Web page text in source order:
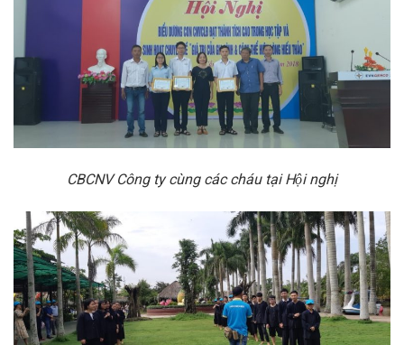
CBCNV Công ty cùng các cháu tại Hội nghị